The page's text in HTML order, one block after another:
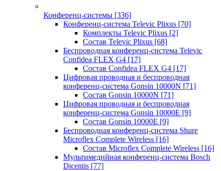
Конференц-системы [336]
Конференц-система Televic Plixus [70]
Комплекты Televic Plixus [2]
Состав Televic Plixus [68]
Беспроводная конференц-система Televic
Confidea FLEX G4 [17]
Состав Confidea FLEX G4 [17]
Цифровая проводная и беспроводная
конференц-система Gonsin 10000N [71]
Состав Gonsin 10000N [71]
Цифровая проводная и беспроводная
конференц-система Gonsin 10000E [9]
Состав Gonsin 10000E [9]
Беспроводная конференц-система Shure
Microflex Complete Wireless [16]
Состав Microflex Complete Wireless [16]
Мультимедийная конференц-система Bosch
Dicentis [77]